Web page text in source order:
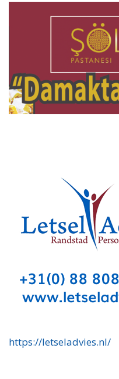
https://letseladvies.nl/